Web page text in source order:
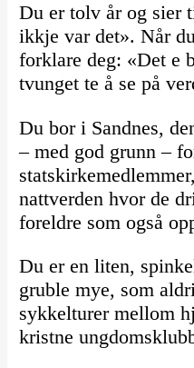
Du er tolv år og sier
ikkje var det». Når
forklare deg: «Det e
tvunget te å se på
Du bor i Sandnes,
– med god grunn –
nattverden hvor de
foreldre som også
Du er en liten,
gruble mye, som
sykkelturer mellom
kristne